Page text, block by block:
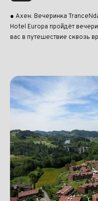
● Ахен: Вечеринка
Hotel Europa пройдёт
вас в путешествие сквозь